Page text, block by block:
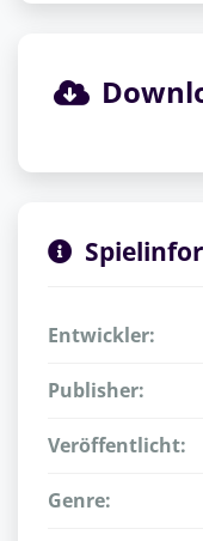
Entwickler:
Publisher:
Veröffentlicht:
Genre: